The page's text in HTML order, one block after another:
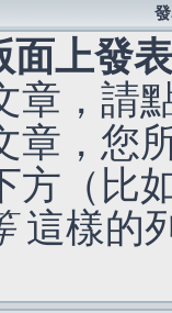
面上發
章，請
章，您
方（比
這樣的